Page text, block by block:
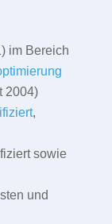
im Bereich
2004)
,
sowie
und